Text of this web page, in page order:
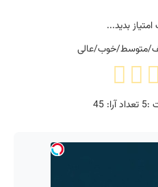
بدید...
متوسط/خوب/عالی
:
5 تعداد آرا:45